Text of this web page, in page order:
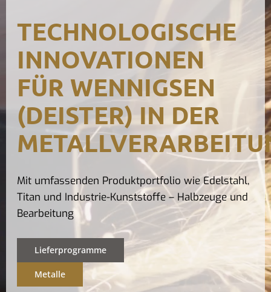
TECHNOLOGISCHE
INNOVATIONEN
FÜR WENNIGSEN
(DEISTER) IN DER
Mit umfassenden Produktportfolio wie Edelstahl,
Titan und Industrie-Kunststoffe – Halbzeuge und
Bearbeitung
Lieferprogramme
Metalle